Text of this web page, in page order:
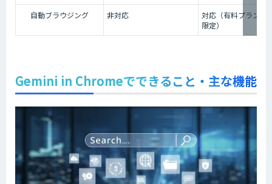
自動ブラウジング
非対応
対応（有料プラン・
限定）
Gemini in Chromeでできること・主な機能